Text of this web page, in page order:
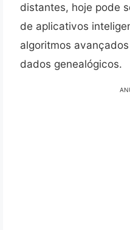
distantes, hoje pode
de aplicativos
algoritmos
dados genealógicos.